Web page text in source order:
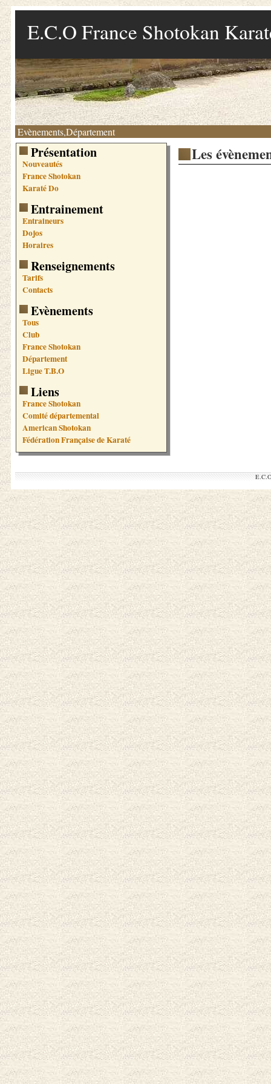
E.C.O France Shotokan
Evènements,Département
Présentation
Nouveautés
France Shotokan
Karaté Do
Entrainement
Entraineurs
Dojos
Horaires
Renseignements
Tarifs
Contacts
Evènements
Tous
Club
France Shotokan
Département
Ligue T.B.O
Liens
France Shotokan
Comité départemental
American Shotokan
Fédération Française de Karaté
Les